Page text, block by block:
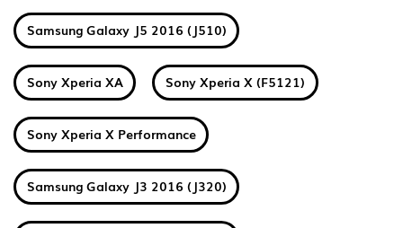
Samsung Galaxy J5 2016 (J510)
Sony Xperia XA Sony Xperia X (F5121)
Sony Xperia X Performance
Samsung Galaxy J3 2016 (J320)